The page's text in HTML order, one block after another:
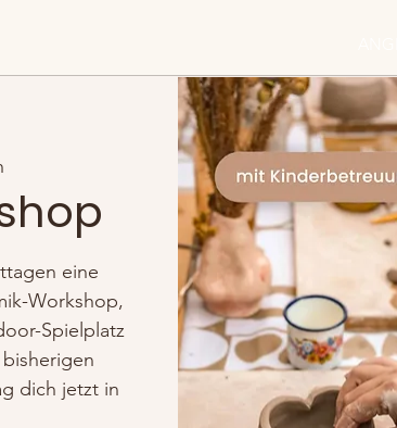
eine
Workshop,
Spielplatz
dich jetzt in